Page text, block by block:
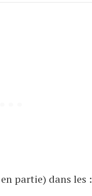
partie) dans les :